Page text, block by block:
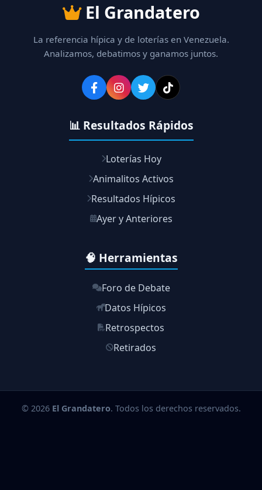
El Grandatero
La referencia hípica y de loterías en Venezuela.
Analizamos, debatimos y ganamos juntos.
📊 Resultados Rápidos
Loterías Hoy
Animalitos Activos
Resultados Hípicos
Ayer y Anteriores
🧠 Herramientas
Foro de Debate
Datos Hípicos
Retrospectos
Retirados
© 2026 El Grandatero. Todos los derechos reservados.